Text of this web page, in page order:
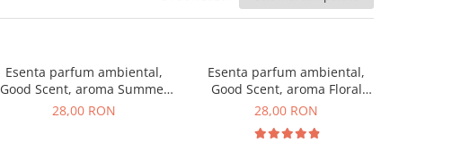
Esenta parfum ambiental,
Good Scent, aroma Summer
Melon, 20 g
28,00 RON
Esenta parfum ambiental,
Good Scent, aroma Floral
Bouquet, 20 g
28,00 RON